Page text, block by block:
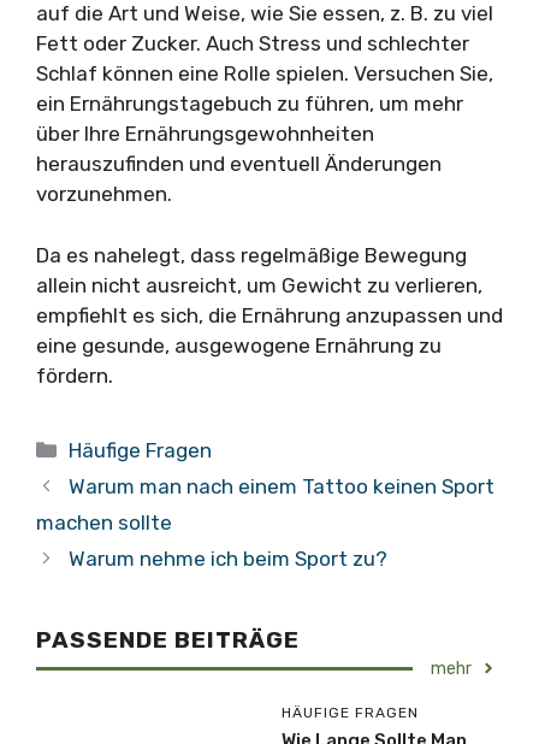
auf die Art und Weise, wie Sie essen, z. B. zu viel
Fett oder Zucker. Auch Stress und schlechter
Schlaf können eine Rolle spielen. Versuchen Sie,
ein Ernährungstagebuch zu führen, um mehr
über Ihre Ernährungsgewohnheiten
herauszufinden und eventuell Änderungen
vorzunehmen.
Da es nahelegt, dass regelmäßige Bewegung
allein nicht ausreicht, um Gewicht zu verlieren,
empfiehlt es sich, die Ernährung anzupassen und
eine gesunde, ausgewogene Ernährung zu
fördern.
Kategorien
Häufige Fragen
Warum man nach einem Tattoo keinen Sport
machen sollte
Warum nehme ich beim Sport zu?
PASSENDE BEITRÄGE
mehr
HÄUFIGE FRAGEN